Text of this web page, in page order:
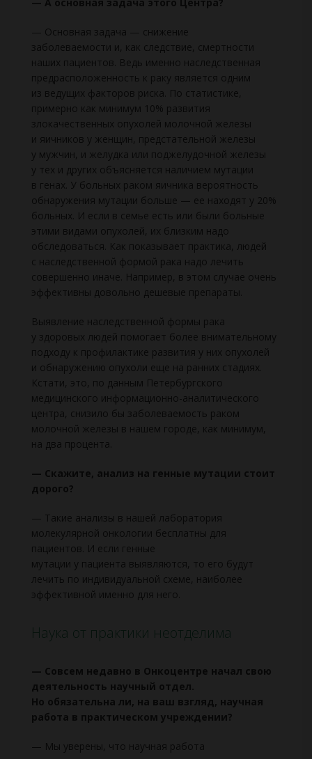
— Основная задача — снижение
заболеваемости и, как следствие, смертности
наших пациентов. Ведь именно наследственная
предрасположенность к раку является одним
из ведущих факторов риска. По статистике,
примерно как минимум 10% развития
злокачественных опухолей молочной железы
и яичников у женщин, предстательной железы
у мужчин, и желудка или поджелудочной железы
у тех и других объясняется наличием мутации
в генах. У больных раком яичника вероятность
обнаружения мутации больше — ее находят у 20%
больных. И если в семье есть или были больные
этими видами опухолей, их близким надо
обследоваться. Как показывает практика, людей
с наследственной формой рака надо лечить
совершенно иначе. Например, в этом случае очень
эффективны довольно дешевые препараты.
Выявление наследственной формы рака
у здоровых людей помогает более внимательному
подходу к профилактике развития у них опухолей
и обнаружению опухоли еще на ранних стадиях.
Кстати, это, по данным Петербургского
медицинского информационно-аналитического
центра, снизило бы заболеваемость раком
молочной железы в нашем городе, как минимум,
на два процента.
— Скажите, анализ на генные мутации стоит
дорого?
— Такие анализы в нашей лаборатория
молекулярной онкологии бесплатны для
пациентов. И если генные
мутации у пациента выявляются, то его будут
лечить по индивидуальной схеме, наиболее
эффективной именно для него.
Наука от практики неотделима
— Совсем недавно в Онкоцентре начал свою
деятельность научный отдел.
Но обязательна ли, на ваш взгляд, научная
работа в практическом учреждении?
— Мы уверены, что научная работа